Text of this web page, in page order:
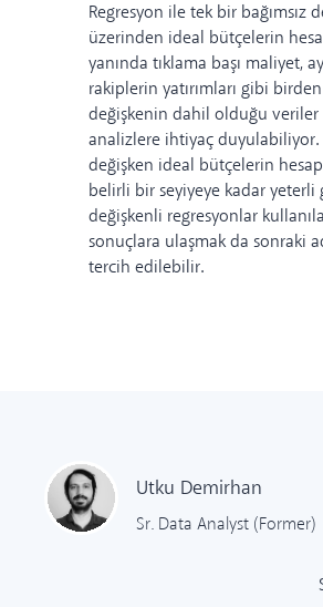
Regresyon ile tek bir bağımsız
üzerinden ideal bütçelerin
yanında tıklama başı maliyet,
rakiplerin yatırımları gibi
değişkenin dahil olduğu
analizlere ihtiyaç
değişken ideal bütçelerin
belirli bir seyiyeye kadar yeterli
değişkenli regresyonlar
sonuçlara ulaşmak da sonraki
tercih edilebilir.
Utku Demirhan
Sr. Data Analyst (Former)